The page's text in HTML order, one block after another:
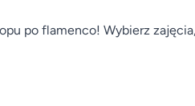
po flamenco! Wybierz